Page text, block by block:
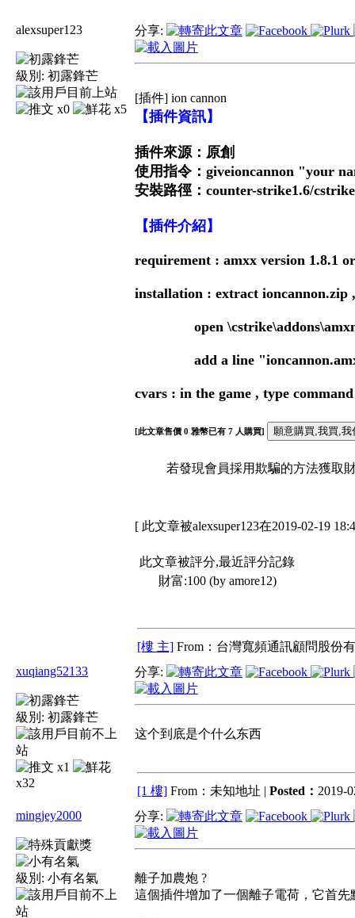
alexsuper123
級別: 初露鋒芒
x0 x5
分享:
[插件] ion cannon
【插件資訊】
插件來源：原創
使用指令：giveioncannon "your
安裝路徑：counter-strike1.6/cstrike
【插件介紹】
requirement : amxx version 1.8.1
installation : extract ioncannon.zip
open
add a line
cvars : in the game , type
[此文章售價 0 雅幣已有 7 人購買]
若發現會員採用欺騙的方法獲取
[ 此文章被alexsuper123在2019-02-19
此文章被評分,最近評分記錄
財富:100 (by amore12)
[樓 主] From：台灣寬頻通訊顧問股份
xuqiang52133
級別: 初露鋒芒
x1
x32
分享:
这个到底是个什么东西
[1 樓] From：未知地址 | Posted： 2019-
mingjey2000
級別: 小有名氣
分享:
離子加農炮 ?
這個插件增加了一個離子電荷，它首